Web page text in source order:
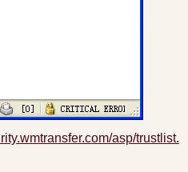
asp/trustlist.